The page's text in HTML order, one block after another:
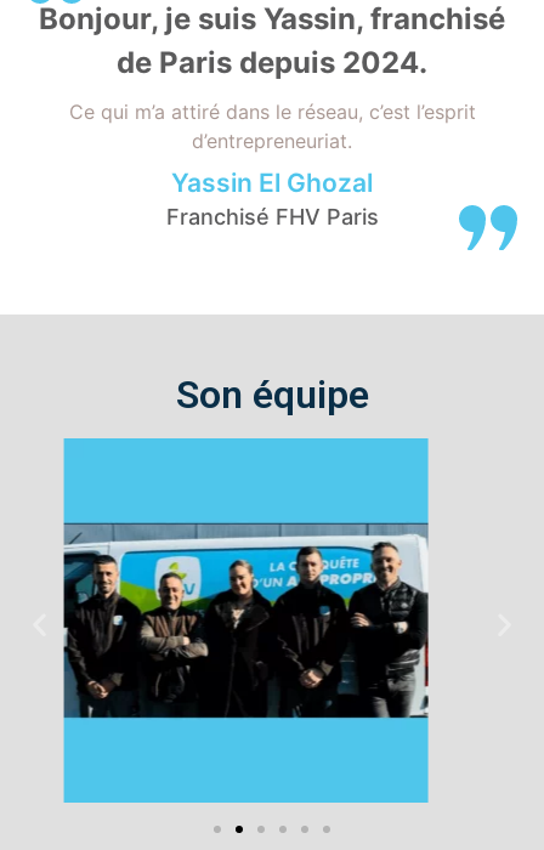
Bonjour, je suis Yassin, franchisé
de Paris depuis 2024.
Ce qui m’a attiré dans le réseau, c’est l’esprit
d’entrepreneuriat.
Yassin El Ghozal
Franchisé FHV Paris
Son équipe